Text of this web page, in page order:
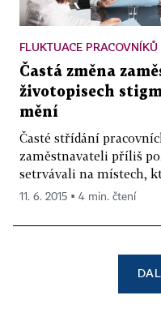
FLUKTUACE PRACOVNÍKŮ
Častá změna
životopisech
mění
Časté střídání
zaměstnavateli příliš
setrvávali na místech,
11. 6. 2015 ▪ 4 min. čtení